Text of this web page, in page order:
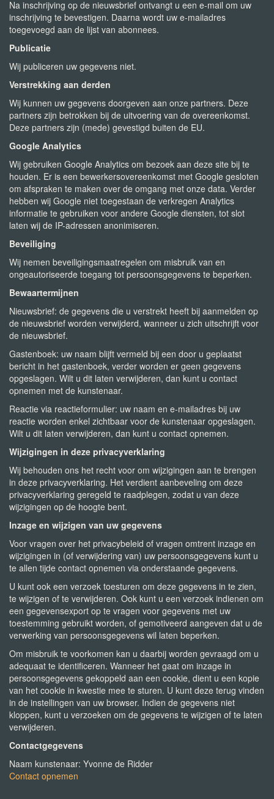
Na inschrijving op de nieuwsbrief ontvangt u een e-mail om uw
inschrijving te bevestigen. Daarna wordt uw e-mailadres
toegevoegd aan de lijst van abonnees.
Publicatie
Wij publiceren uw gegevens niet.
Verstrekking aan derden
Wij kunnen uw gegevens doorgeven aan onze partners. Deze
partners zijn betrokken bij de uitvoering van de overeenkomst.
Deze partners zijn (mede) gevestigd buiten de EU.
Google Analytics
Wij gebruiken Google Analytics om bezoek aan deze site bij te
houden. Er is een bewerkersovereenkomst met Google gesloten
om afspraken te maken over de omgang met onze data. Verder
hebben wij Google niet toegestaan de verkregen Analytics
informatie te gebruiken voor andere Google diensten, tot slot
laten wij de IP-adressen anonimiseren.
Beveiliging
Wij nemen beveiligingsmaatregelen om misbruik van en
ongeautoriseerde toegang tot persoonsgegevens te beperken.
Bewaartermijnen
Nieuwsbrief: de gegevens die u verstrekt heeft bij aanmelden op
de nieuwsbrief worden verwijderd, wanneer u zich uitschrijft voor
de nieuwsbrief.
Gastenboek: uw naam blijft vermeld bij een door u geplaatst
bericht in het gastenboek, verder worden er geen gegevens
opgeslagen. Wilt u dit laten verwijderen, dan kunt u contact
opnemen met de kunstenaar.
Reactie via reactieformulier: uw naam en e-mailadres bij uw
reactie worden enkel zichtbaar voor de kunstenaar opgeslagen.
Wilt u dit laten verwijderen, dan kunt u contact opnemen.
Wijzigingen in deze privacyverklaring
Wij behouden ons het recht voor om wijzigingen aan te brengen
in deze privacyverklaring. Het verdient aanbeveling om deze
privacyverklaring geregeld te raadplegen, zodat u van deze
wijzigingen op de hoogte bent.
Inzage en wijzigen van uw gegevens
Voor vragen over het privacybeleid of vragen omtrent inzage en
wijzigingen in (of verwijdering van) uw persoonsgegevens kunt u
te allen tijde contact opnemen via onderstaande gegevens.
U kunt ook een verzoek toesturen om deze gegevens in te zien,
te wijzigen of te verwijderen. Ook kunt u een verzoek indienen om
een gegevensexport op te vragen voor gegevens met uw
toestemming gebruikt worden, of gemotiveerd aangeven dat u de
verwerking van persoonsgegevens wil laten beperken.
Om misbruik te voorkomen kan u daarbij worden gevraagd om u
adequaat te identificeren. Wanneer het gaat om inzage in
persoonsgegevens gekoppeld aan een cookie, dient u een kopie
van het cookie in kwestie mee te sturen. U kunt deze terug vinden
in de instellingen van uw browser. Indien de gegevens niet
kloppen, kunt u verzoeken om de gegevens te wijzigen of te laten
verwijderen.
Contactgegevens
Naam kunstenaar: Yvonne de Ridder
Contact opnemen